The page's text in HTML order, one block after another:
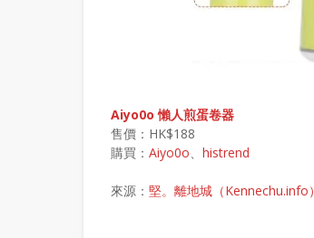
Aiyo0o 懶人煎蛋卷器
售價：HK$188
購買： Aiyo0o、 histrend
來源： 堅。離地城（Kennechu.info）